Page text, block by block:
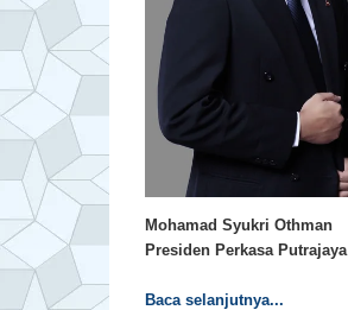
Mohamad Syukri Othman
Presiden Perkasa Putrajaya
Baca selanjutnya...